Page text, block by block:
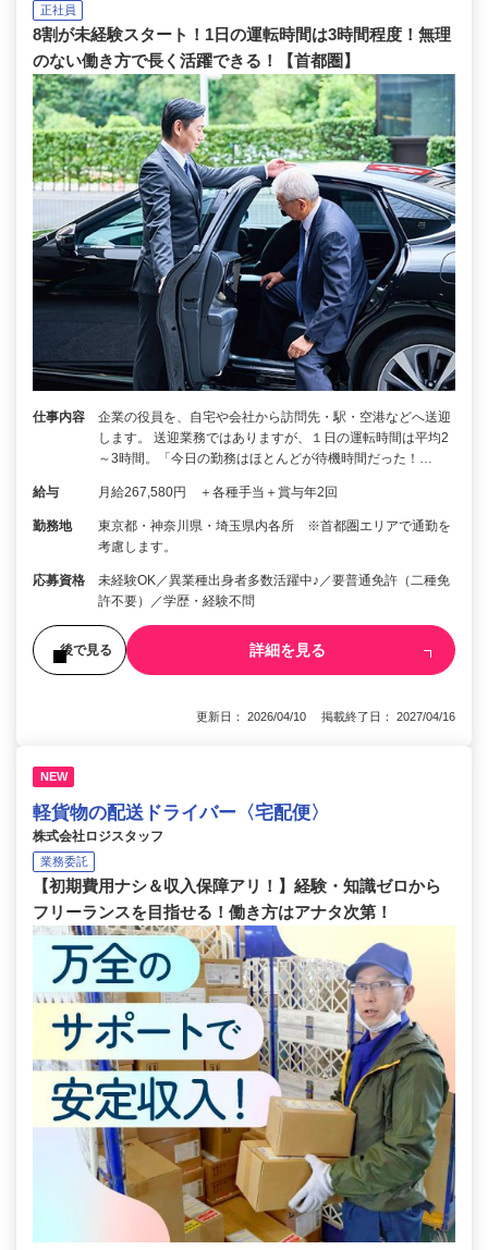
正社員
8割が未経験スタート！1日の運転時間は3時間程度！無理
のない働き方で長く活躍できる！【首都圏】
仕事内容
企業の役員を、自宅や会社から訪問先・駅・空港などへ送迎
します。 送迎業務ではありますが、１日の運転時間は平均2
～3時間。「今日の勤務はほとんどが待機時間だった！…
給与 月給267,580円 ＋各種手当＋賞与年2回
勤務地
東京都・神奈川県・埼玉県内各所 ※首都圏エリアで通勤を
考慮します。
応募資格
未経験OK／異業種出身者多数活躍中♪／要普通免許（二種免
許不要）／学歴・経験不問
後で見る 詳細を見る
更新日： 2026/04/10 掲載終了日： 2027/04/16
NEW
軽貨物の配送ドライバー〈宅配便〉
株式会社ロジスタッフ
業務委託
【初期費用ナシ＆収入保障アリ！】経験・知識ゼロから
フリーランスを目指せる！働き方はアナタ次第！